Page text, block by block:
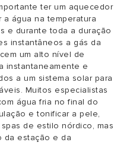
ter um aquecedor
água na temperatura
e durante toda a duração
instantâneos a gás da
um alto nível de
instantaneamente e
a um sistema solar para
Muitos especialistas
água fria no final do
e tonificar a pele,
de estilo nórdico, mas
da estação e da